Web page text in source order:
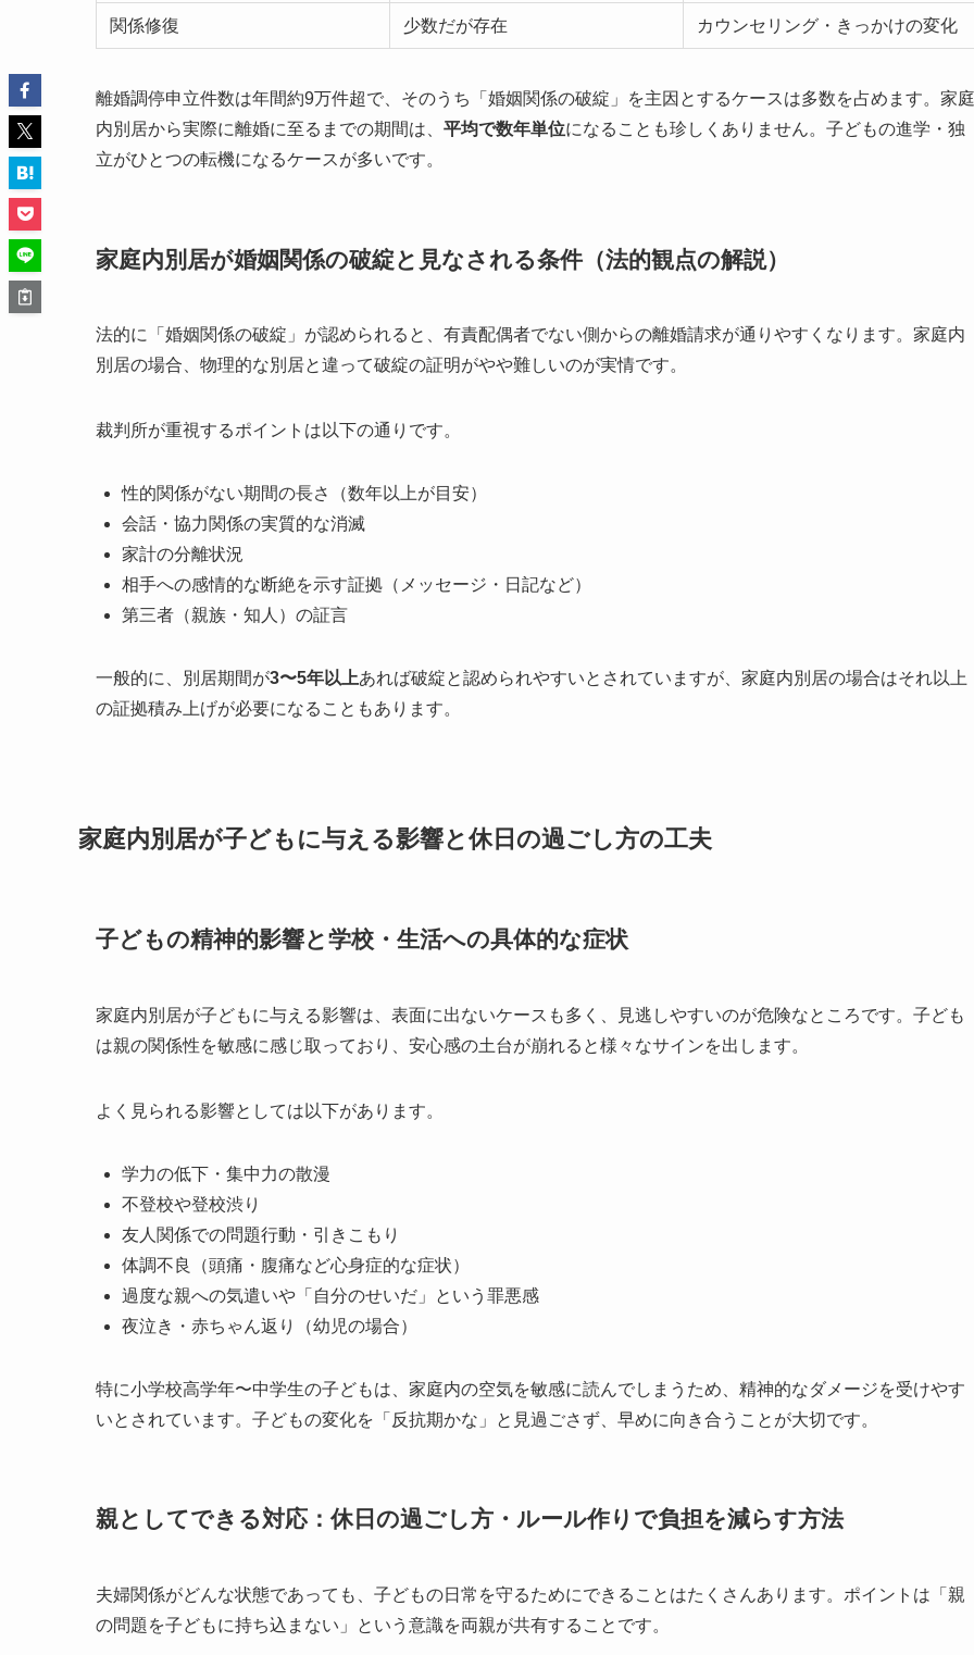
関係修復 少数だが存在 カウンセリング・きっかけの変化
離婚調停申立件数は年間約9万件超で、そのうち「婚姻関係の破綻」を主因とするケースは多数を占めます。家庭
内別居から実際に離婚に至るまでの期間は、 平均で数年単位になることも珍しくありません。子どもの進学・独
立がひとつの転機になるケースが多いです。
家庭内別居が婚姻関係の破綻と見なされる条件（法的観点の解説）
法的に「婚姻関係の破綻」が認められると、有責配偶者でない側からの離婚請求が通りやすくなります。家庭内
別居の場合、物理的な別居と違って破綻の証明がやや難しいのが実情です。
裁判所が重視するポイントは以下の通りです。
性的関係がない期間の長さ（数年以上が目安）
会話・協力関係の実質的な消滅
家計の分離状況
相手への感情的な断絶を示す証拠（メッセージ・日記など）
第三者（親族・知人）の証言
一般的に、別居期間が3〜5年以上あれば破綻と認められやすいとされていますが、家庭内別居の場合はそれ以上
の証拠積み上げが必要になることもあります。
家庭内別居が子どもに与える影響と休日の過ごし方の工夫
子どもの精神的影響と学校・生活への具体的な症状
家庭内別居が子どもに与える影響は、表面に出ないケースも多く、見逃しやすいのが危険なところです。子ども
は親の関係性を敏感に感じ取っており、安心感の土台が崩れると様々なサインを出します。
よく見られる影響としては以下があります。
学力の低下・集中力の散漫
不登校や登校渋り
友人関係での問題行動・引きこもり
体調不良（頭痛・腹痛など心身症的な症状）
過度な親への気遣いや「自分のせいだ」という罪悪感
夜泣き・赤ちゃん返り（幼児の場合）
特に小学校高学年〜中学生の子どもは、家庭内の空気を敏感に読んでしまうため、精神的なダメージを受けやす
いとされています。子どもの変化を「反抗期かな」と見過ごさず、早めに向き合うことが大切です。
親としてできる対応：休日の過ごし方・ルール作りで負担を減らす方法
夫婦関係がどんな状態であっても、子どもの日常を守るためにできることはたくさんあります。ポイントは「親
の問題を子どもに持ち込まない」という意識を両親が共有することです。